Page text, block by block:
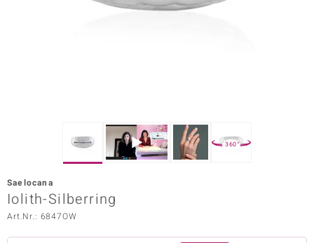
Vogue
360°
Saelocana
Iolith-Silberring
Art.Nr.: 6847OW